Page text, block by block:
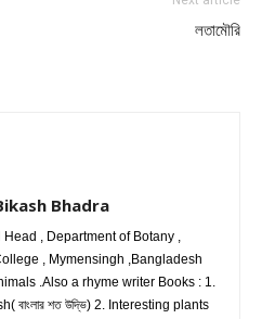
লতামৌরি
Bhadra
, Department of Botany ,
, Mymensingh ,Bangladesh
.Also a rhyme writer Books : 1.
শত উদ্ভি) 2. Interesting plants